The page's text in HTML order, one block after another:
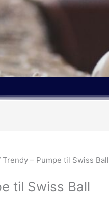
Trendy – Pumpe til Swiss Ball
til Swiss Ball